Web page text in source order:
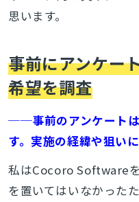
思います。
事前にアンケー
希望を調査
──事前のアンケート
す。実施の経緯や狙い
私はCocoro Software
を置いてはいなかった